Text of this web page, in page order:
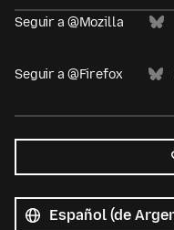
Seguir a @Mozilla
Seguir a @Firefox
los
idiomas
Idioma